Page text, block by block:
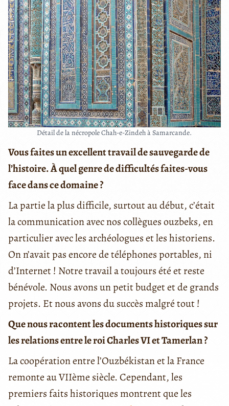
Détail de la nécropole Chah-e-Zindeh à Samarcande.
Vous faites un excellent travail de sauvegarde de
l’histoire. À quel genre de difficultés faites-vous
face dans ce domaine ?
La partie la plus difficile, surtout au début, c’était
la communication avec nos collègues ouzbeks, en
particulier avec les archéologues et les historiens.
On n’avait pas encore de téléphones portables, ni
d’Internet ! Notre travail a toujours été et reste
bénévole. Nous avons un petit budget et de grands
projets. Et nous avons du succès malgré tout !
Que nous racontent les documents historiques sur
les relations entre le roi Charles VI et Tamerlan ?
La coopération entre l’Ouzbékistan et la France
remonte au VIIème siècle. Cependant, les
premiers faits historiques montrent que les